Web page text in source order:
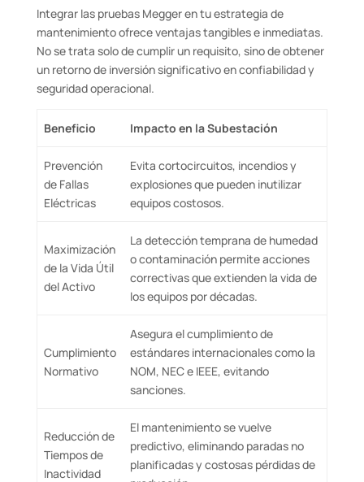
Integrar las pruebas Megger en tu estrategia de
mantenimiento ofrece ventajas tangibles e inmediatas.
No se trata solo de cumplir un requisito, sino de obtener
un retorno de inversión significativo en confiabilidad y
seguridad operacional.
Beneficio Impacto en la Subestación
Prevención
de Fallas
Eléctricas
Evita cortocircuitos, incendios y
explosiones que pueden inutilizar
equipos costosos.
Maximización
de la Vida Útil
del Activo
La detección temprana de humedad
o contaminación permite acciones
correctivas que extienden la vida de
los equipos por décadas.
Cumplimiento
Normativo
Asegura el cumplimiento de
estándares internacionales como la
NOM, NEC e IEEE, evitando
sanciones.
Reducción de
Tiempos de
Inactividad
El mantenimiento se vuelve
predictivo, eliminando paradas no
planificadas y costosas pérdidas de